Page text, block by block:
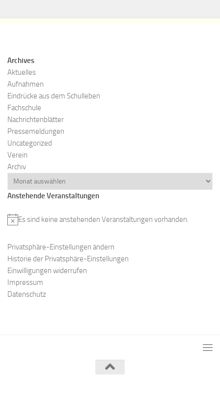
Archives
Aktuelles
Aufnahmen
Eindrücke aus dem Schulleben
Fachschule
Nachrichtenblätter
Pressemeldungen
Uncategorized
Verein
Archiv
Anstehende Veranstaltungen
H
n
w
e
i
s
Es sind keine anstehenden Veranstaltungen vorhanden.
Privatsphäre-Einstellungen ändern
Historie der Privatsphäre-Einstellungen
Einwilligungen widerrufen
Impressum
Datenschutz